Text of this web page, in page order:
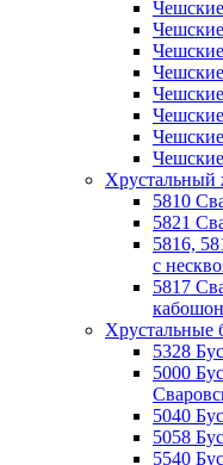
Хрустальный
5810
5821
5816,
с
5817
кабошон
Хрустальные
5328
5000
5040
5058
5540